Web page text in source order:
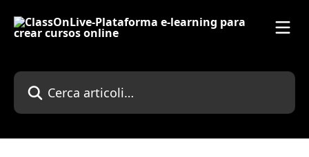
Cerca articoli…